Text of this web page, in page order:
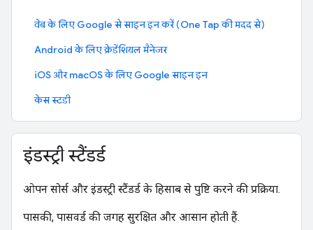
वेब के लिए Google से साइन इन करें (One Tap की मदद से)
Android के लिए क्रेडेंशियल मैनेजर
iOS और macOS के लिए Google साइन इन
केस स्टडी
इंडस्ट्री स्टैंडर्ड
ओपन सोर्स और इंडस्ट्री स्टैंडर्ड के हिसाब से पुष्टि करने की प्रक्रिया.
पासकी, पासवर्ड की जगह सुरक्षित और आसान होती हैं.